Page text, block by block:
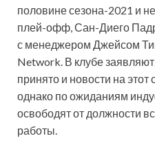
половине сезона-2021 и
плей-офф, Сан-Диего
с менеджером Джейсом
Network. В клубе
принято и новости на
однако по ожиданиям
освободят от должности
работы.